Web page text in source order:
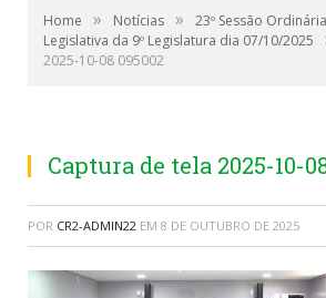
Home » Notícias »
23º Sessão
Legislativa da 9º Legislatura dia 07/10/2025
2025-10-08 095002
Captura de tela 2025-10-
POR CR2-ADMIN22 EM 8 DE OUTUBRO DE 2025